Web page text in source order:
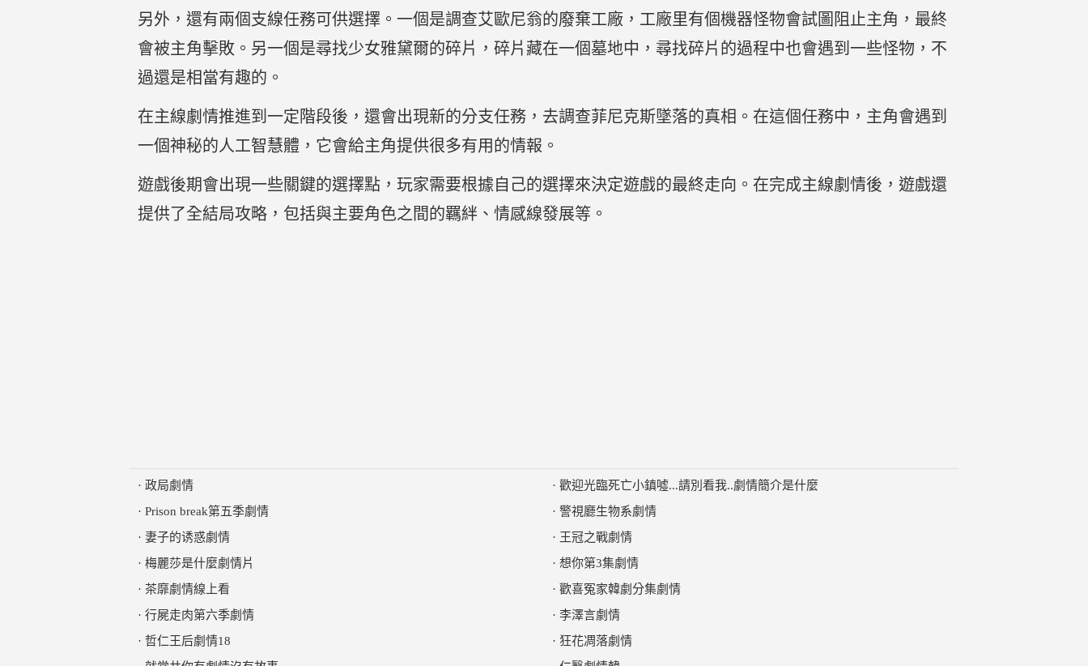
另外，還有兩個支線任務可供選擇。一個是調查艾歐尼翁的廢棄工廠，工廠里有個機器怪物會試圖阻止主角，最終
會被主角擊敗。另一個是尋找少女雅黛爾的碎片，碎片藏在一個墓地中，尋找碎片的過程中也會遇到一些怪物，不
過還是相當有趣的。
在主線劇情推進到一定階段後，還會出現新的分支任務，去調查菲尼克斯墜落的真相。在這個任務中，主角會遇到
一個神秘的人工智慧體，它會給主角提供很多有用的情報。
遊戲後期會出現一些關鍵的選擇點，玩家需要根據自己的選擇來決定遊戲的最終走向。在完成主線劇情後，遊戲還
提供了全結局攻略，包括與主要角色之間的羈絆、情感線發展等。
· 政局劇情
· Prison break第五季劇情
· 妻子的诱惑劇情
· 梅麗莎是什麼劇情片
· 茶靡劇情線上看
· 行屍走肉第六季劇情
· 哲仁王后劇情18
· 歡迎光臨死亡小鎮噓...請別看我..劇情簡介是什麼
· 警視廳生物系劇情
· 王冠之戰劇情
· 想你第3集劇情
· 歡喜冤家韓劇分集劇情
· 李澤言劇情
· 狂花凋落劇情